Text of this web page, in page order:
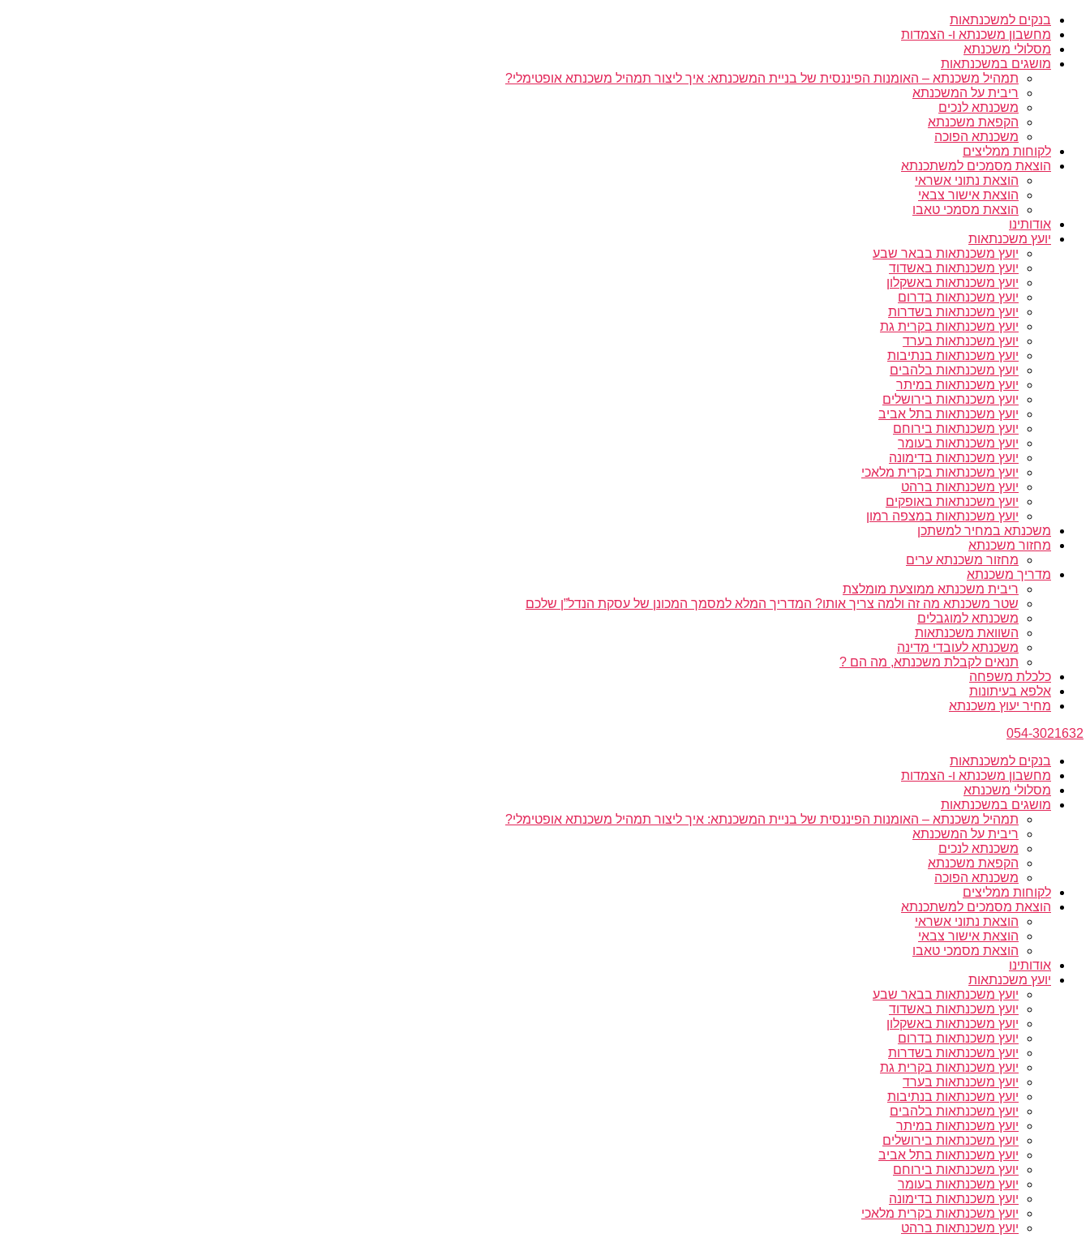
בנקים למשכנתאות
מחשבון משכנתא ו- הצמדות
מסלולי משכנתא
מושגים במשכנתאות
תמהיל משכנתא – האומנות הפיננסית של בניית המשכנתא: איך ליצור תמהיל משכנתא אופטימלי?
ריבית על המשכנתא
משכנתא לנכים
הקפאת משכנתא
משכנתא הפוכה
לקוחות ממליצים
הוצאת מסמכים למשתכנתא
הוצאת נתוני אשראי
הוצאת אישור צבאי
הוצאת מסמכי טאבו
אודותינו
יועץ משכנתאות
יועץ משכנתאות בבאר שבע
יועץ משכנתאות באשדוד
יועץ משכנתאות באשקלון
יועץ משכנתאות בדרום
יועץ משכנתאות בשדרות
יועץ משכנתאות בקרית גת
יועץ משכנתאות בערד
יועץ משכנתאות בנתיבות
יועץ משכנתאות בלהבים
יועץ משכנתאות במיתר
יועץ משכנתאות בירושלים
יועץ משכנתאות בתל אביב
יועץ משכנתאות בירוחם
יועץ משכנתאות בעומר
יועץ משכנתאות בדימונה
יועץ משכנתאות בקרית מלאכי
יועץ משכנתאות ברהט
יועץ משכנתאות באופקים
יועץ משכנתאות במצפה רמון
משכנתא במחיר למשתכן
מחזור משכנתא
מחזור משכנתא ערים
מדריך משכנתא
ריבית משכנתא ממוצעת מומלצת
שטר משכנתא מה זה ולמה צריך אותו? המדריך המלא למסמך המכונן של עסקת הנדל”ן שלכם
משכנתא למוגבלים
השוואת משכנתאות
משכנתא לעובדי מדינה
תנאים לקבלת משכנתא, מה הם ?
כלכלת משפחה
אלפא בעיתונות
מחיר יעוץ משכנתא
054-3021632
בנקים למשכנתאות
מחשבון משכנתא ו- הצמדות
מסלולי משכנתא
מושגים במשכנתאות
תמהיל משכנתא – האומנות הפיננסית של בניית המשכנתא: איך ליצור תמהיל משכנתא אופטימלי?
ריבית על המשכנתא
משכנתא לנכים
הקפאת משכנתא
משכנתא הפוכה
לקוחות ממליצים
הוצאת מסמכים למשתכנתא
הוצאת נתוני אשראי
הוצאת אישור צבאי
הוצאת מסמכי טאבו
אודותינו
יועץ משכנתאות
יועץ משכנתאות בבאר שבע
יועץ משכנתאות באשדוד
יועץ משכנתאות באשקלון
יועץ משכנתאות בדרום
יועץ משכנתאות בשדרות
יועץ משכנתאות בקרית גת
יועץ משכנתאות בערד
יועץ משכנתאות בנתיבות
יועץ משכנתאות בלהבים
יועץ משכנתאות במיתר
יועץ משכנתאות בירושלים
יועץ משכנתאות בתל אביב
יועץ משכנתאות בירוחם
יועץ משכנתאות בעומר
יועץ משכנתאות בדימונה
יועץ משכנתאות בקרית מלאכי
יועץ משכנתאות ברהט